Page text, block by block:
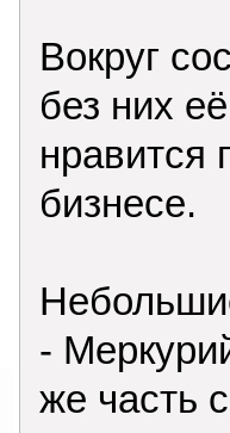
Вокруг
без них
нравится
бизнесе.
-
же часть